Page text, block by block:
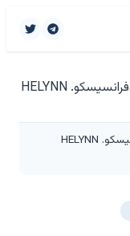
نیکلاس کارلینی در مقر انتروپیک در سان‌فرانسیسکو. HELYNN